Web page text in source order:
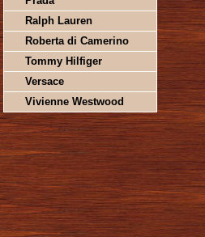
Ralph Lauren
Roberta di Camerino
Tommy Hilfiger
Versace
Vivienne Westwood